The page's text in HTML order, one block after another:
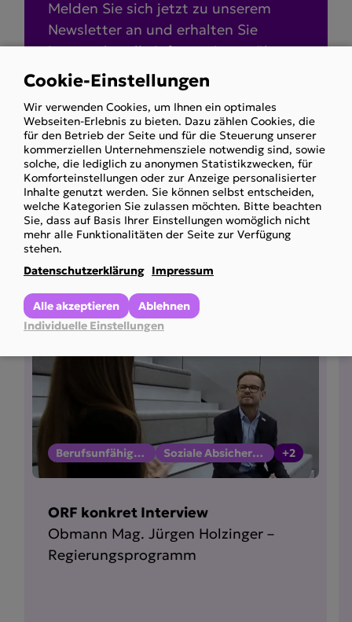
Melden Sie sich jetzt zu unserem
Newsletter an und erhalten Sie
immer aktuelle Informationen über
die Arbeit unseres Vereins.
Zum Newsletter
anmelden
Weitere Newsbei­träge
Berufsunfähigkeit Soziale Absicherung +2
ORF konkret Interview
Obmann Mag. Jürgen Holzinger –
Regierungsprogramm
Use
of
personal
data
and
cookies
Cookie-Einstellungen
Wir verwenden Cookies, um Ihnen ein optimales
Webseiten-Erlebnis zu bieten. Dazu zählen Cookies, die
für den Betrieb der Seite und für die Steuerung unserer
kommerziellen Unternehmensziele notwendig sind, sowie
solche, die lediglich zu anonymen Statistikzwecken, für
Komforteinstellungen oder zur Anzeige personalisierter
Inhalte genutzt werden. Sie können selbst entscheiden,
welche Kategorien Sie zulassen möchten. Bitte beachten
Sie, dass auf Basis Ihrer Einstellungen womöglich nicht
mehr alle Funktionalitäten der Seite zur Verfügung
stehen.
Datenschutzerklärung Impressum
Individuelle Einstellungen
Ablehnen
Alle akzeptieren